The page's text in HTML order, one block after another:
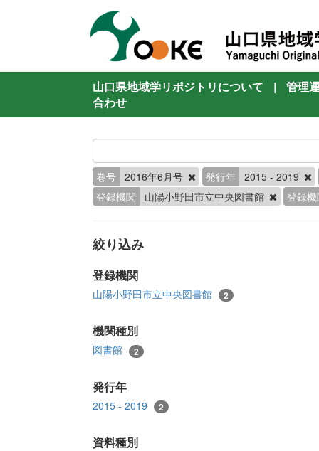
山口県地域学リポジトリについて |
管理
合わせ
巻号 2016年6月号 発行年 2015 - 2019
登録機関
山陽小野田市立中央図書館 登録
絞り込み
登録機関
山陽小野田市立中央図書館 2
機関種別
図書館 2
発行年
2015 - 2019 2
資料種別